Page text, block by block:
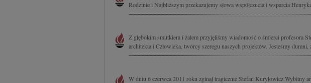
Rodzinie i Najbliższym przekazujemy słowa współczucia i wsparcia Henryka
Z głębokim smutkiem i żalem przyjęliśmy wiadomość o śmierci profesora
architekta i Człowieka, twórcy szeregu naszych projektów. Jesteśmy dumni,
W dniu 6 czerwca 2011 roku zginął tragicznie Stefan Kuryłowicz Wybitny